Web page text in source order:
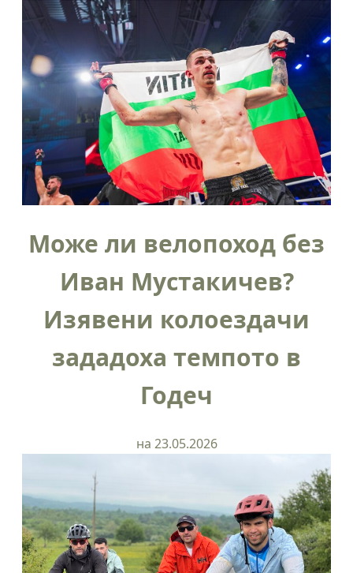
Може ли велопоход без
Иван Мустакичев?
Изявени колоездачи
зададоха темпото в
Годеч
на 23.05.2026